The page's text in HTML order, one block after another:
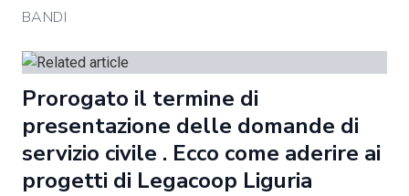
BANDI
Prorogato il termine di
presentazione delle domande di
servizio civile . Ecco come aderire ai
progetti di Legacoop Liguria